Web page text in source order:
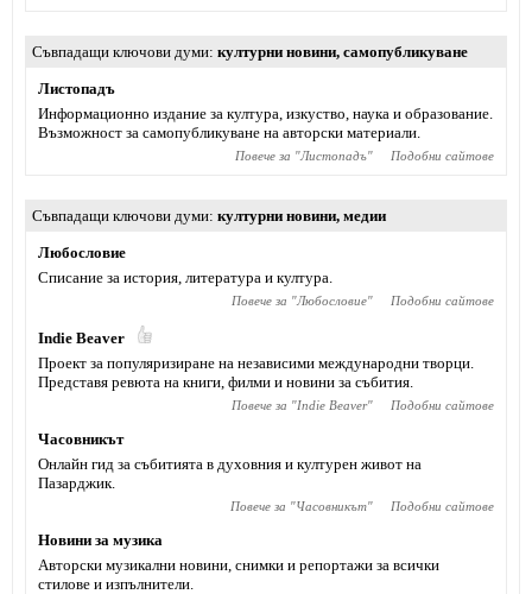
Съвпадащи ключови думи културни новини, самопубликуване
Листопадъ
Информационно издание за култура, изкуство, наука и образование.
Възможност за самопубликуване на авторски материали.
Повече за "Листопадъ" Подобни сайтове
Съвпадащи ключови думи културни новини, медии
Любословие
Списание за история, литература и култура.
Повече за "Любословие" Подобни сайтове
Indie Beaver
Проект за популяризиране на независими международни творци.
Представя ревюта на книги, филми и новини за събития.
Повече за "Indie Beaver" Подобни сайтове
Часовникът
Онлайн гид за събитията в духовния и културен живот на
Пазарджик.
Повече за "Часовникът" Подобни сайтове
Новини за музика
Авторски музикални новини, снимки и репортажи за всички
стилове и изпълнители.